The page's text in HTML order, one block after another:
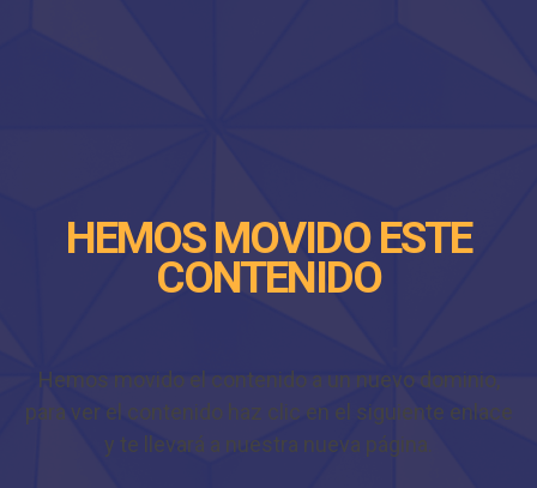
HEMOS MOVIDO ESTE
CONTENIDO
Hemos movido el contenido a un nuevo dominio,
para ver el contenido haz clic en el siguiente enlace
y te llevará a nuestra nueva página.